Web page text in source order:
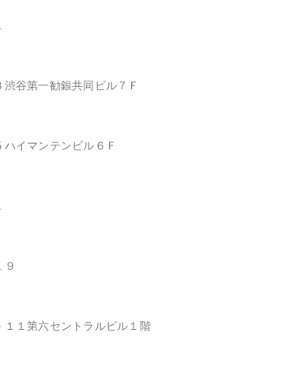
谷第一勧銀共同ビル７Ｆ
イマンテンビル６Ｆ
９
１第六セントラルビル１階